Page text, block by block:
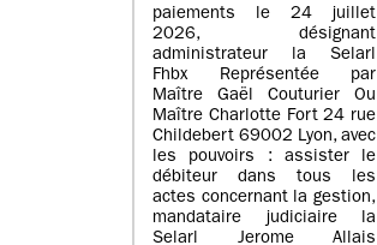
paiements le 24 juillet
2026, désignant
administrateur la Selarl
Fhbx Représentée par
Maître Gaël Couturier Ou
Maître Charlotte Fort 24 rue
Childebert 69002 Lyon, avec
les pouvoirs : assister le
débiteur dans tous les
actes concernant la gestion,
mandataire judiciaire la
Selarl Jerome Allais